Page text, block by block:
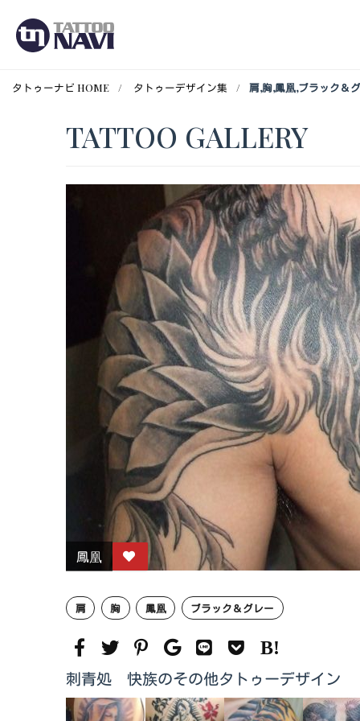
タトゥーナビ HOME タトゥーデザイン集 肩,胸,鳳凰,ブラック＆
TATTOO GALLERY
鳳凰
肩 胸 鳳凰 ブラック＆グレー
刺青処 快族のその他タトゥーデザイン